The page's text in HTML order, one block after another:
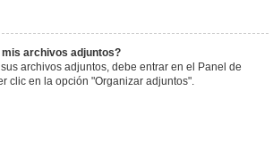
archivos adjuntos?
archivos adjuntos, debe entrar en el Panel de
clic en la opción "Organizar adjuntos".